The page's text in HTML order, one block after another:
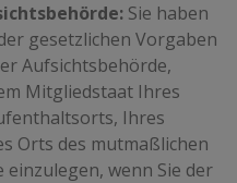
Sie haben
gesetzlichen Vorgaben
Aufsichtsbehörde,
Mitgliedstaat Ihres
Ihres
Orts des mutmaßlichen
wenn Sie der